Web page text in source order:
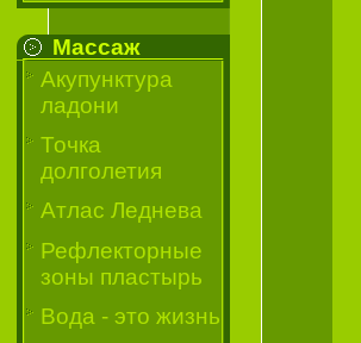
Массаж
Акупунктура
ладони
Точка
долголетия
Атлас Леднева
Рефлекторные
зоны пластырь
Вода - это жизнь